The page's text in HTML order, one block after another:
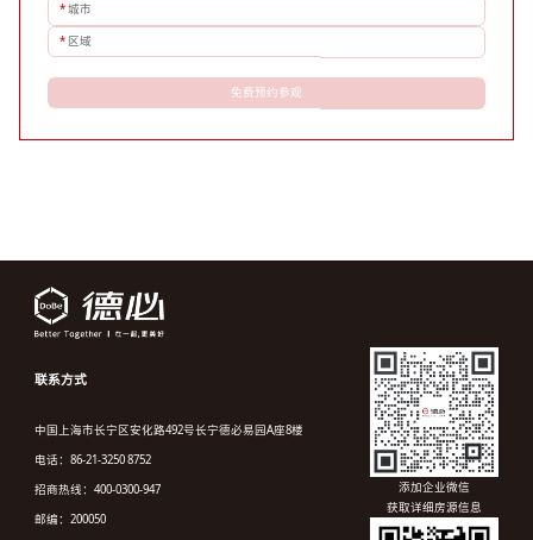
*城市
* 区域
免费预约参观
联系方式
中国上海市长宁区安化路492号长宁德必易园A座8楼
电话：86-21-3250 8752
招商热线：400-0300-947
邮编：200050
添加企业微信
获取详细房源信息